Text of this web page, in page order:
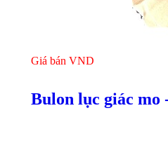
Giá bán VND
Bulon lục giác mo